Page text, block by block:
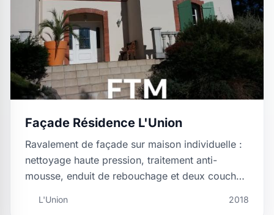
Façade Résidence L'Union
Ravalement de façade sur maison individuelle :
nettoyage haute pression, traitement anti-
mousse, enduit de rebouchage et deux couches
L'Union 2018